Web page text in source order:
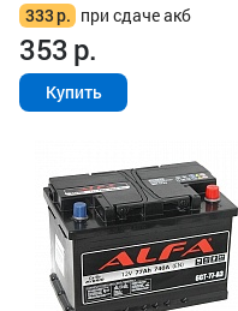
333р. при сдаче акб
353р.
Купить